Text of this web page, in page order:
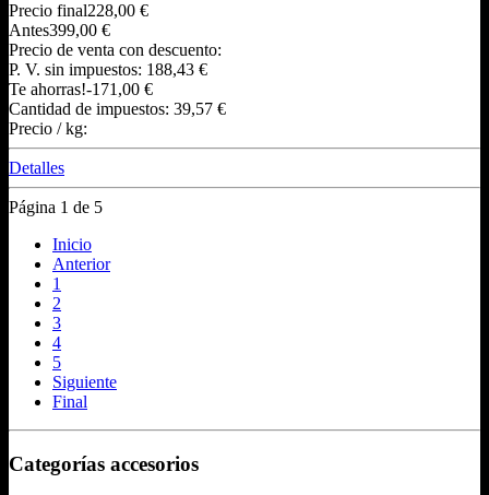
Precio final228,00 €
Antes399,00 €
Precio de venta con descuento:
P. V. sin impuestos: 188,43 €
Te ahorras!-171,00 €
Cantidad de impuestos: 39,57 €
Precio / kg:
Detalles
Página 1 de 5
Inicio
Anterior
1
2
3
4
5
Siguiente
Final
Categorías accesorios